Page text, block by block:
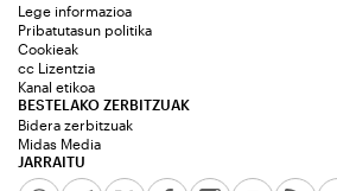
JARRAITU
Lege informazioa
Pribatutasun politika
Cookieak
cc Lizentzia
Kanal etikoa
BESTELAKO ZERBITZUAK
Bidera zerbitzuak
Midas Media